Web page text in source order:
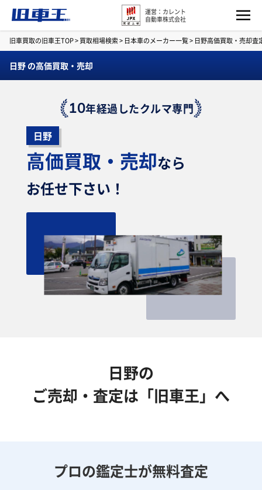
運営：カレント
自動車株式会社
旧車買取の旧車王TOP>買取相場検索> 日本車のメーカー一覧> 日野高価買取・売却査
日野 の高価買取・売却
10年経過したクルマ専門
日野
高価買取・売却なら
お任せ下さい！
日野の
ご売却・査定は「旧車王」へ
プロの鑑定士が無料査定